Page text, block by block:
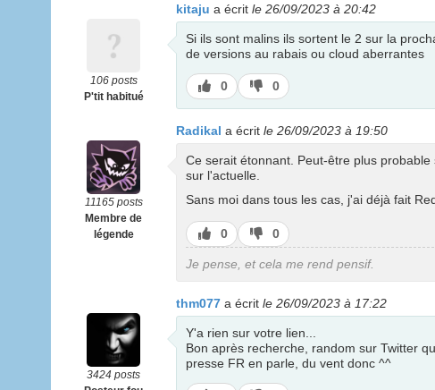
106 posts
P'tit habitué
kitaju a écrit le 26/09/2023 à 20:42
Si ils sont malins ils sortent le 2 sur la
de versions au rabais ou cloud aberrantes
J’aime
0
J’aime
pas
0
11165 posts
Membre de
légende
Radikal a écrit le 26/09/2023 à 19:50
Ce serait étonnant. Peut-être plus
sur l'actuelle.
Sans moi dans tous les cas, j'ai déjà fait
J’aime
0
J’aime
pas
0
Je pense, et cela me rend pensif.
3424 posts
thm077 a écrit le 26/09/2023 à 17:22
Y'a rien sur votre lien...
Bon après recherche, random sur Twitter
presse FR en parle, du vent donc ^^